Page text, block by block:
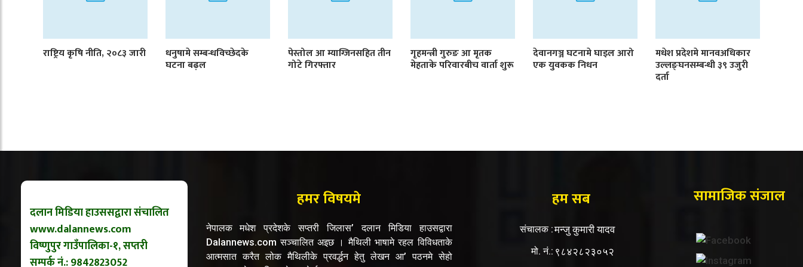
राष्ट्रिय कृषि नीति, २०८३ जारी धनुषामे सम्बन्धविच्छेदके
घटना बढ़ल
पेस्तोल आ म्याग्जिनसहित तीन
गोटे गिरफ्तार
गृहमन्त्री गुरुङ आ मृतक
मेहताके परिवारबीच वार्ता शुरू
देवानगञ्ज घटनामे घाइल आरो
एक युवकक निधन
मधेश प्रदेशमे मानवअधिकार
उल्लङ्घनसम्बन्धी ३९ उजुरी
दर्ता
दलान मिडिया हाउससद्वारा संचालित
www.dalannews.com
विष्णुपुर गाउँपालिका-१, सप्तरी
सम्पर्क नं.: 9842823052
हमर विषयमे
नेपालक मधेश प्रदेशके सप्तरी जिलास’ दलान मिडिया हाउसद्वारा
Dalannews.com सञ्चालित अइछ । मैथिली भाषामे रहल विविधताके
आत्मसात करैत लोक मैथिलीके प्रवर्द्धन हेतु लेखन आ’ पठनमे सेहो
हम सब
संचालक :मन्जु कुमारी यादव
मो. नं.: ९८४२८२३०५२
सामाजिक संजाल